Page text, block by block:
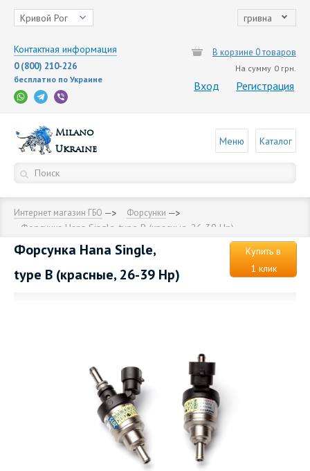
Кривой Рог гривна
Контактная информация
0 (800) 210-226
бесплатно по Украине
В корзине 0 товаров
На сумму 0 грн.
Вход Регистрация
Milano
Ukraine
Меню Каталог
Интернет магазин ГБО Форсунки
Форсунка Hana Single, type B (красные, 26-39 Hp)
Форсунка Hana Single,
type B (красные, 26-39 Hp)
Купить в
1 клик